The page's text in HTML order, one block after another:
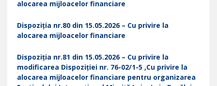
alocarea mijloacelor financiare
Dispoziția nr.80 din 15.05.2026 – Cu privire la
alocarea mijloacelor financiare
Dispoziția nr.81 din 15.05.2026 – Cu privire la
modificarea Dispoziției nr. 76-02/1-5 ,Cu privire la
alocarea mijloacelor financiare pentru organizarea